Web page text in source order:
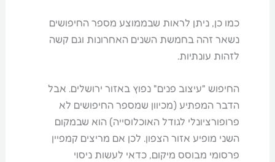
כמו כן, ניתן לראות שבממוצע מספר החיפושים
נשאר זהה בחמשת השנים האחרונות וגם קשה
לזהות עונתיות.
החיפוש "עיצוב פנים" נפוץ באזור ירושלים. אבל
הדבר המפתיע (מכיוון שמספר החיפושים לא
פרופורציונלי לגודל האוכלוסייה) הוא שבמקום
השני מופיע אזור הצפון. לכן אם מריצים קמפיין
פרסומי מבוסס מיקום, כדאי לעשות ניסוי